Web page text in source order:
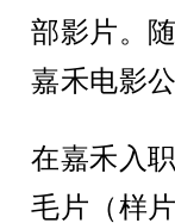
部影片。
嘉禾电影
在嘉禾入
毛片（样片